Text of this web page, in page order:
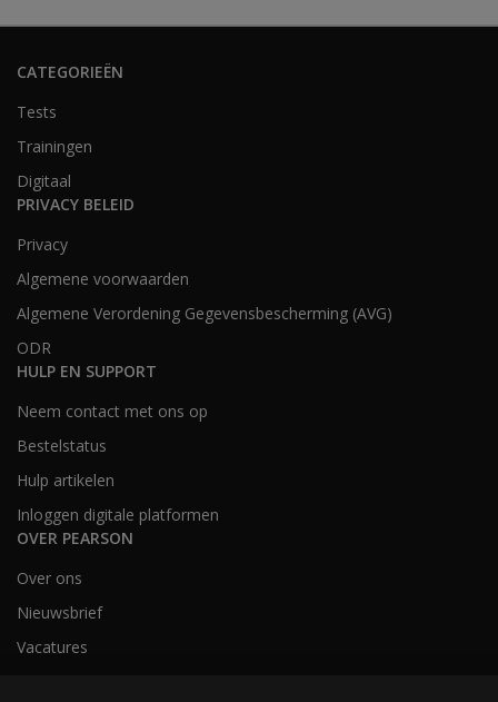
CATEGORIEËN
Tests
Trainingen
Digitaal
PRIVACY BELEID
Privacy
Algemene voorwaarden
Algemene Verordening Gegevensbescherming (AVG)
ODR
HULP EN SUPPORT
Neem contact met ons op
Bestelstatus
Hulp artikelen
Inloggen digitale platformen
OVER PEARSON
Over ons
Nieuwsbrief
Vacatures